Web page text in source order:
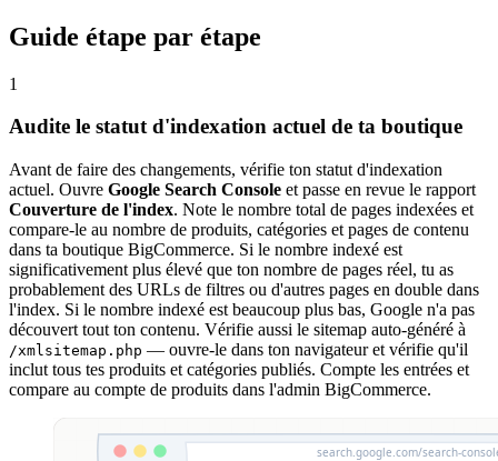
Guide étape par étape
1
Audite le statut d'indexation actuel de ta boutique
Avant de faire des changements, vérifie ton statut d'indexation
actuel. Ouvre Google Search Console et passe en revue le rapport
Couverture de l'index. Note le nombre total de pages indexées et
compare-le au nombre de produits, catégories et pages de contenu
dans ta boutique BigCommerce. Si le nombre indexé est
significativement plus élevé que ton nombre de pages réel, tu as
probablement des URLs de filtres ou d'autres pages en double dans
l'index. Si le nombre indexé est beaucoup plus bas, Google n'a pas
découvert tout ton contenu. Vérifie aussi le sitemap auto-généré à
/xmlsitemap.php — ouvre-le dans ton navigateur et vérifie qu'il
inclut tous tes produits et catégories publiés. Compte les entrées et
compare au compte de produits dans l'admin BigCommerce.